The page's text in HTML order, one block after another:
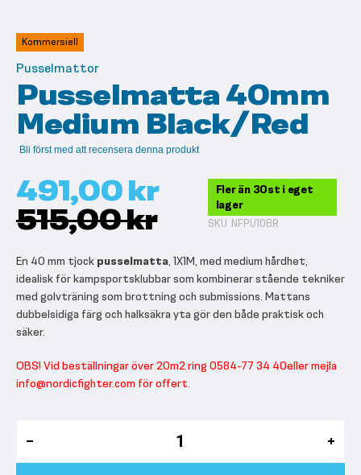
av
bildgalleriet
Kommersiell
Pusselmattor
Pusselmatta 40mm
Medium Black/Red
Bli först med att recensera denna produkt
491,00 kr
515,00 kr
Fler än 30st i eget
lager
SKU NFPU10BR
En 40 mm tjock pusselmatta, 1X1M, med medium hårdhet,
idealisk för kampsportsklubbar som kombinerar stående tekniker
med golvträning som brottning och submissions. Mattans
dubbelsidiga färg och halksäkra yta gör den både praktisk och
säker.
OBS! Vid beställningar över 20m2 ring 0584-77 34 40eller mejla
info@nordicfighter.com för offert.